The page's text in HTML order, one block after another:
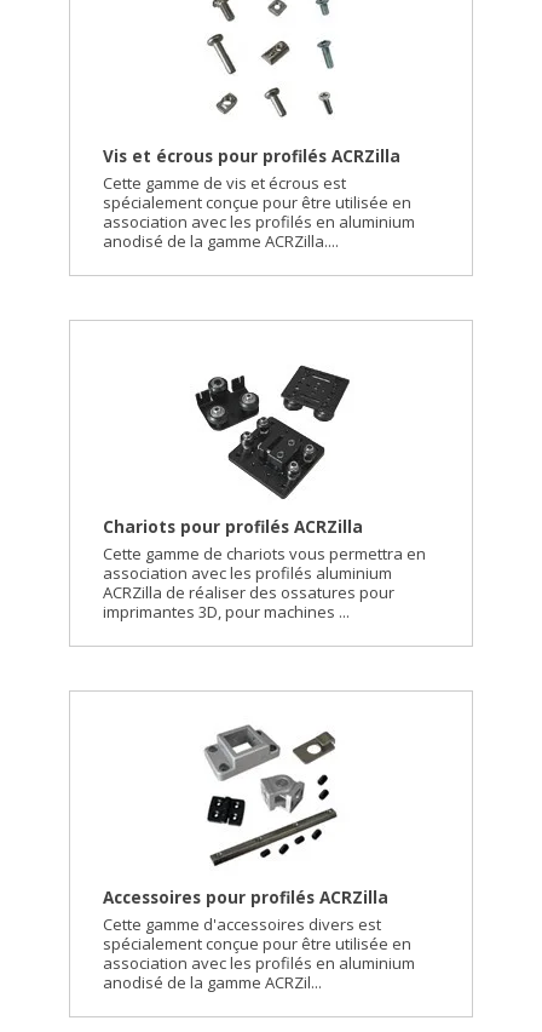
Vis et écrous pour profilés ACRZilla
Cette gamme de vis et écrous est
spécialement conçue pour être utilisée en
association avec les profilés en aluminium
anodisé de la gamme ACRZilla....
Chariots pour profilés ACRZilla
Cette gamme de chariots vous permettra en
association avec les profilés aluminium
ACRZilla de réaliser des ossatures pour
imprimantes 3D, pour machines ...
Accessoires pour profilés ACRZilla
Cette gamme d'accessoires divers est
spécialement conçue pour être utilisée en
association avec les profilés en aluminium
anodisé de la gamme ACRZil...